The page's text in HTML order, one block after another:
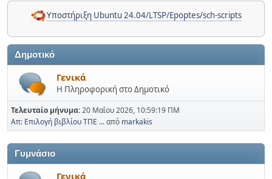
Υποστήριξη Ubuntu 24.04/LTSP/Epoptes/sch-scripts
Δημοτικό
Γενικά
Η Πληροφορική στο Δημοτικό
Τελευταίο μήνυμα:20 Μαΐου 2026, 10:59:19 ΠΜ
Απ: Επιλογή βιβλίου ΤΠΕ ...από markakis
Γυμνάσιο
Γενικά